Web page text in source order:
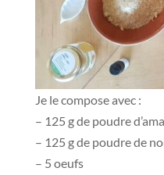
Je le compose avec :
– 125 g de poudre
– 125 g de poudre de
– 5 oeufs